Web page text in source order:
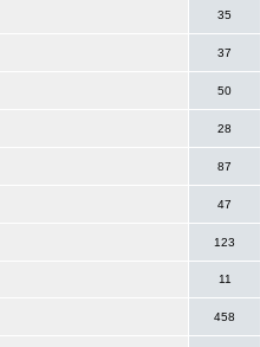
35
37
50
28
87
47
123
11
458